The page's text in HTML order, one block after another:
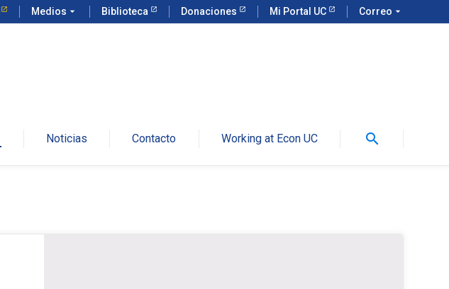
Medios arrow_drop_down Biblioteca Donaciones Mi Portal UC Correo arrow_drop_down
Noticias Contacto Working at Econ UC search